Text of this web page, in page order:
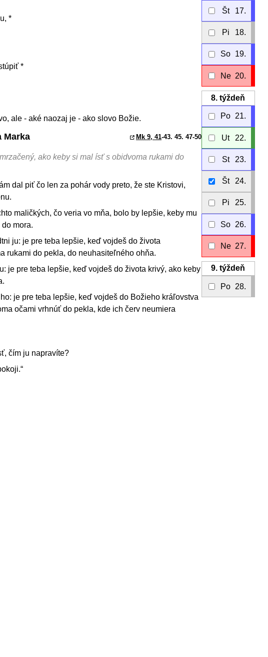
*
*
ale - aké naozaj je - ako slovo Božie.
Marka Mk 9, 41-43. 45. 47-50
ako keby si mal ísť s obidvoma rukami do
dal piť čo len za pohár vody preto, že ste Kristovi,
maličkých, čo veria vo mňa, bolo by lepšie, keby mu
mora.
ju: je pre teba lepšie, keď vojdeš do života
rukami do pekla, do neuhasiteľného ohňa.
je pre teba lepšie, keď vojdeš do života krivý, ako keby
je pre teba lepšie, keď vojdeš do Božieho kráľovstva
očami vrhnúť do pekla, kde ich červ neumiera
čím ju napravíte?
Št 17.
Pi 18.
So 19.
Ne 20.
8. týždeň
Po 21.
Ut 22.
St 23.
Št 24.
Pi 25.
So 26.
Ne 27.
9. týždeň
Po 28.